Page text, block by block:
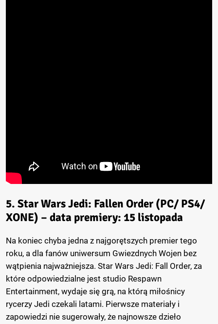
5. Star Wars Jedi: Fallen Order (PC/ PS4/
XONE) – data premiery: 15 listopada
Na koniec chyba jedna z najgorętszych premier tego
roku, a dla fanów uniwersum Gwiezdnych Wojen bez
wątpienia najważniejsza. Star Wars Jedi: Fall Order, za
które odpowiedzialne jest studio Respawn
Entertainment, wydaje się grą, na którą miłośnicy
rycerzy Jedi czekali latami. Pierwsze materiały i
zapowiedzi nie sugerowały, że najnowsze dzieło